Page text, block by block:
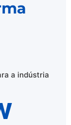
a indústria